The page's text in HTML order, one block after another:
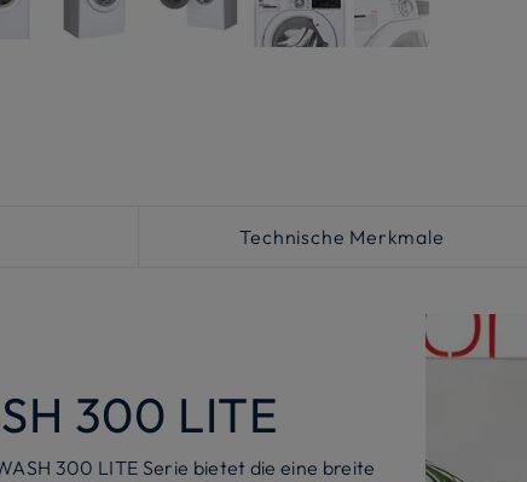
Technische Merkmale
300 LITE
300 LITE Serie bietet die eine breite